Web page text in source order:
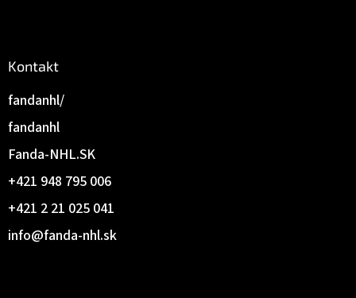
Kontakt
info@fanda-nhl.sk
+421 2 21 025 041
+421 948 795 006
Fanda-NHL.SK
fandanhl
fandanhl/